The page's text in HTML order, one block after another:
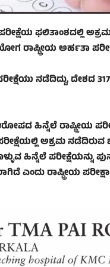
ಫಲಿತಾಂಶದಲ್ಲಿ
ರಾಷ್ಟ್ರೀಯ ಅರ್ಹತಾ
ನಡೆದಿದ್ದು, ದೇಶದ
ಹಿನ್ನೆಲೆ ರಾಷ್ಟ್ರೀಯ
ಅಕ್ರಮ ನಡೆದಿರುವ
ಹಿನ್ನೆಲೆ
ಎಂದು ರಾಷ್ಟ್ರೀಯ